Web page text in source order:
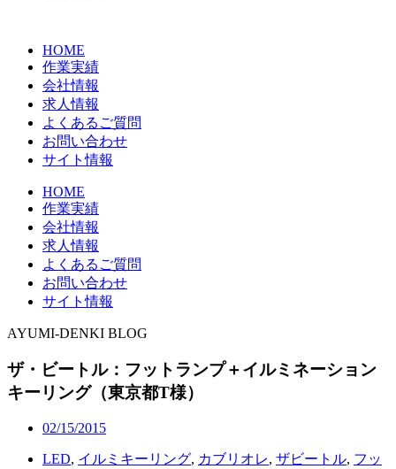
HOME
作業実績
会社情報
求人情報
よくあるご質問
お問い合わせ
サイト情報
HOME
作業実績
会社情報
求人情報
よくあるご質問
お問い合わせ
サイト情報
AYUMI-DENKI BLOG
ザ・ビートル：フットランプ＋イルミネーション
キーリング（東京都T様）
02/15/2015
LED, イルミキーリング, カブリオレ, ザビートル, フッ